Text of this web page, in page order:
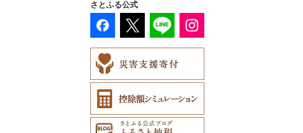
（2）
ご当地キャラクター
（0）
ベビー用品（0）
ペット用品（0）
防災グッズ（0）
その他雑貨（0）
ショール・ストール
（0）
ネクタイ・ベルト
（0）
マフラー・手袋（0）
その他服飾小物（2）
播州そろばん（0）
美濃和紙（0）
民芸品（22）
さとふる公式